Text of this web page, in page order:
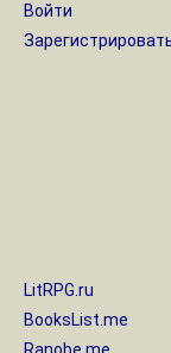
Войти
LitRPG.ru
BooksList.me